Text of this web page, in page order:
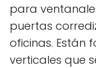
para
puertas
oficinas. Están
verticales que